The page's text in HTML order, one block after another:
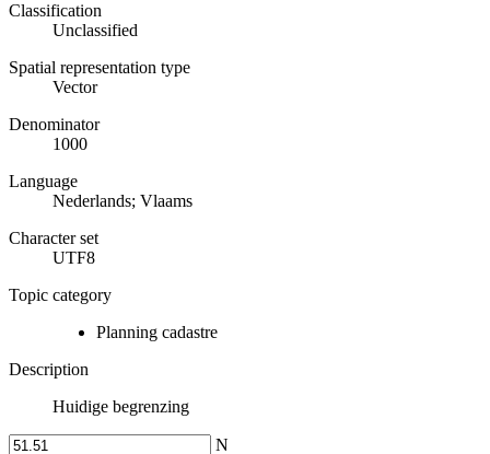
Classification
Unclassified
Spatial representation type
Vector
Denominator
1000
Language
Nederlands; Vlaams
Character set
UTF8
Topic category
Planning cadastre
Description
Huidige begrenzing
N